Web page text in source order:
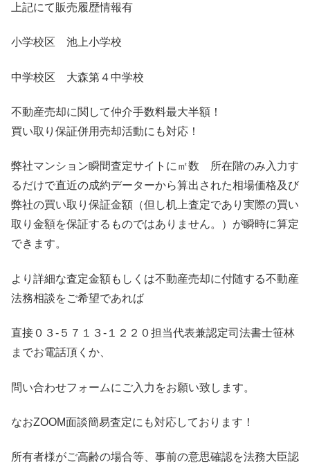
上記にて販売履歴情報有
小学校区 池上小学校
中学校区 大森第４中学校
不動産売却に関して仲介手数料最大半額！
買い取り保証併用売却活動にも対応！
弊社マンション瞬間査定サイトに㎡数 所在階のみ入力す
るだけで直近の成約データーから算出された相場価格及び
弊社の買い取り保証金額（但し机上査定であり実際の買い
取り金額を保証するものではありません。）が瞬時に算定
できます。
より詳細な査定金額もしくは不動産売却に付随する不動産
法務相談をご希望であれば
直接０３-５７１３-１２２０担当代表兼認定司法書士笹林
までお電話頂くか、
問い合わせフォームにご入力をお願い致します。
なおZOOM面談簡易査定にも対応しております！
所有者様がご高齢の場合等、事前の意思確認を法務大臣認